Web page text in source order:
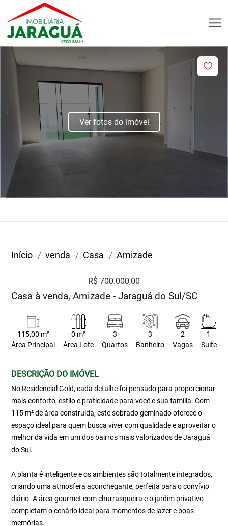
Ver fotos do imóvel
Início venda Casa Amizade
R$ 700.000,00
Casa à venda, Amizade - Jaraguá do Sul/SC
115,00 m²
Área Principal
0 m²
Área Lote
3
Quartos
3
Banheiro
2
Vagas
1
Suite
DESCRIÇÃO DO IMÓVEL
No Residencial Gold, cada detalhe foi pensado para proporcionar
mais conforto, estilo e praticidade para você e sua família. Com
115 m² de área construída, este sobrado geminado oferece o
espaço ideal para quem busca viver com qualidade e aproveitar o
melhor da vida em um dos bairros mais valorizados de Jaraguá
do Sul.
A planta é inteligente e os ambientes são totalmente integrados,
criando uma atmosfera aconchegante, perfeita para o convívio
diário. A área gourmet com churrasqueira e o jardim privativo
completam o cenário ideal para momentos de lazer e boas
memórias.